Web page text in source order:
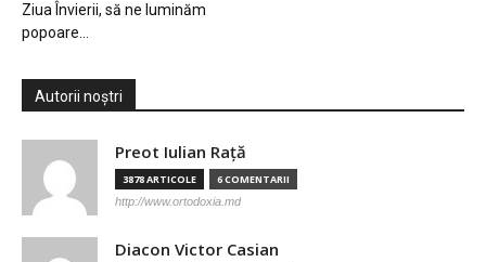
Ziua Învierii, să ne luminăm
popoare…
Autorii noștri
Preot Iulian Raţă
3878 ARTICOLE 6 COMENTARII
http://www.ortodoxia.md
Diacon Victor Casian